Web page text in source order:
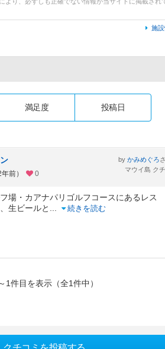
施
満足度 投稿日
前） 0
by かみめぐろ
マウイ島 ク
場・カアナパリゴルフコースにあるレス
生ビールと
続きを読む
1件目を表示（全1件中）